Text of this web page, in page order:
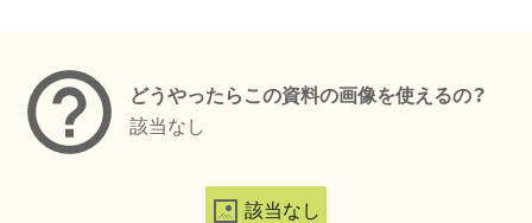
どうやったらこの資料の画像を使えるの？
該当なし
該当なし